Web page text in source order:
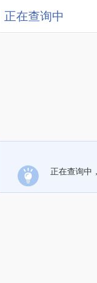
正在查询中
正在查询中